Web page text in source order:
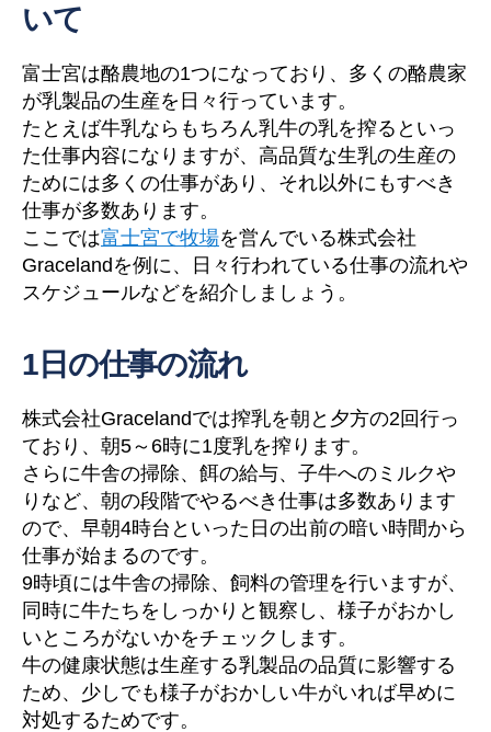
いて
富士宮は酪農地の1つになっており、多くの酪農家
が乳製品の生産を日々行っています。
たとえば牛乳ならもちろん乳牛の乳を搾るといっ
た仕事内容になりますが、高品質な生乳の生産の
ためには多くの仕事があり、それ以外にもすべき
仕事が多数あります。
ここでは富士宮で牧場を営んでいる株式会社
Gracelandを例に、日々行われている仕事の流れや
スケジュールなどを紹介しましょう。
1日の仕事の流れ
株式会社Gracelandでは搾乳を朝と夕方の2回行っ
ており、朝5～6時に1度乳を搾ります。
さらに牛舎の掃除、餌の給与、子牛へのミルクや
りなど、朝の段階でやるべき仕事は多数あります
ので、早朝4時台といった日の出前の暗い時間から
仕事が始まるのです。
9時頃には牛舎の掃除、飼料の管理を行いますが、
同時に牛たちをしっかりと観察し、様子がおかし
いところがないかをチェックします。
牛の健康状態は生産する乳製品の品質に影響する
ため、少しでも様子がおかしい牛がいれば早めに
対処するためです。